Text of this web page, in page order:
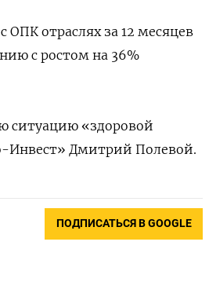
отраслях за 12 месяцев
с ростом на 36%
ситуацию «здоровой
Инвест» Дмитрий Полевой.
ПОДПИСАТЬСЯ В GOOGLE